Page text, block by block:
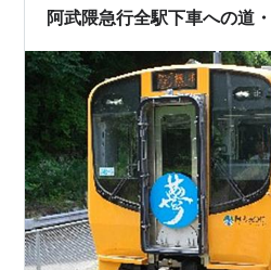
915M（AB900形AB3編成）で兜
阿武隈急行全駅下車への道